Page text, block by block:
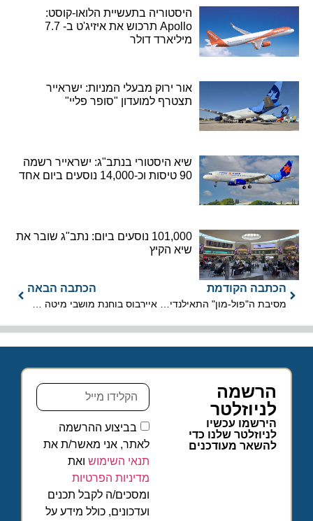
היסטוריה בתעשיית הלואו-קוסט:
Apollo תרכוש את איזיג'ט ב- 7.7
מיליארד דולר
אור ירוק מבעלי המניות: ישראייר
תצטרף למועדון "סופר פליי"
שיא היסטורי בנתב"ג: ישראייר רשמה
90 טיסות וכ-14,000 נוסעים ביום אחד
101,000 נוסעים ביום: נתב"ג שובר את
שיא הקיץ
הכתבה הקודמת
מסיבת ה"פול-מון" התאילנדית תתקיים בשבת בחוף פולג, נתניה
הכתבה הבאה
איירבוס בוחנת מושבי מיטה למטוסי ה-A220 כדי למשוך לקוחות חדשים
הרשמה
לניוזלטר
הירשמו עכשיו
לניוזלטר שלנו כדי
להשאר מעודכנים
בביצוע ההרשמה
לאתר, אני מאשר/ת את
תנאי השימושואת
מדיניות הפרטיות
ומסכים/ה לקבל תכנים
ועדכונים, כולל מידע על